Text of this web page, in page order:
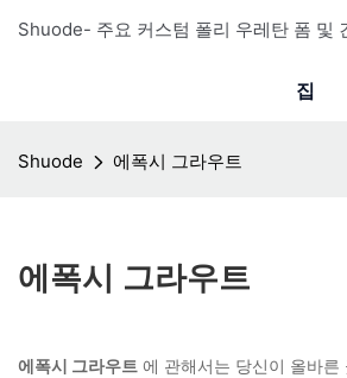
Shuode- 주요 커스텀 폴리 우레탄 폼 및
집
Shuode 에폭시 그라우트
에폭시 그라우트
에폭시 그라우트 에 관해서는 당신이 올바